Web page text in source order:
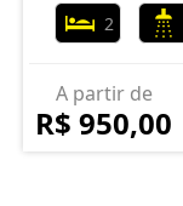
2
A partir de
R$ 950,00